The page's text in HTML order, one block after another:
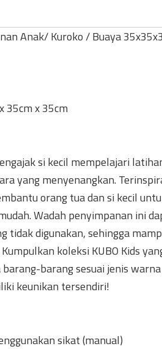
Anak/ Kuroko / Buaya
35cm x 35cm
si kecil mempelajari
yang menyenangkan.
orang tua dan si kecil
Wadah penyimpanan ini
tidak digunakan, sehingga
koleksi KUBO Kids
barang sesuai jenis
keunikan tersendiri!
sikat (manual)